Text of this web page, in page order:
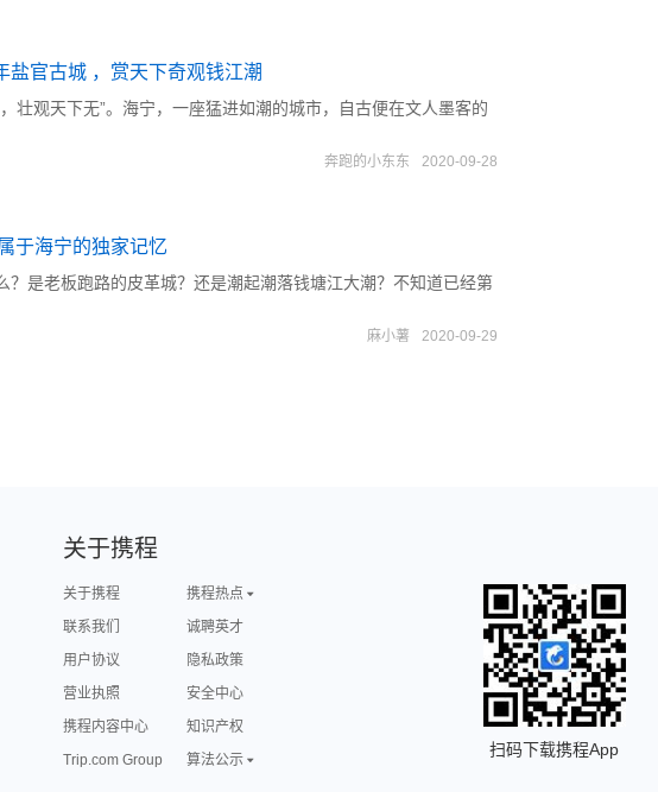
盐官古城 ，赏天下奇观钱江潮
，壮观天下无”。海宁，一座猛进如潮的城市，自古便在文人墨客的
奔跑的小东东 2020-09-28
于海宁的独家记忆
？是老板跑路的皮革城？还是潮起潮落钱塘江大潮？不知道已经第
麻小薯 2020-09-29
关于携程
关于携程
携程热点
联系我们
诚聘英才
用户协议
隐私政策
营业执照
安全中心
携程内容中心
知识产权
Trip.com Group
算法公示
扫码下载携程App